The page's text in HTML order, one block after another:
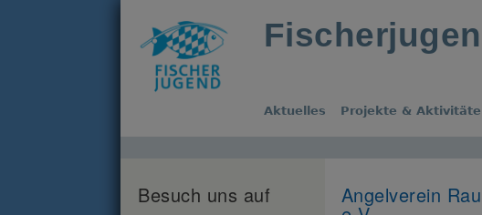
Aktuelles Projekte &
Angelverein
Besuch uns auf